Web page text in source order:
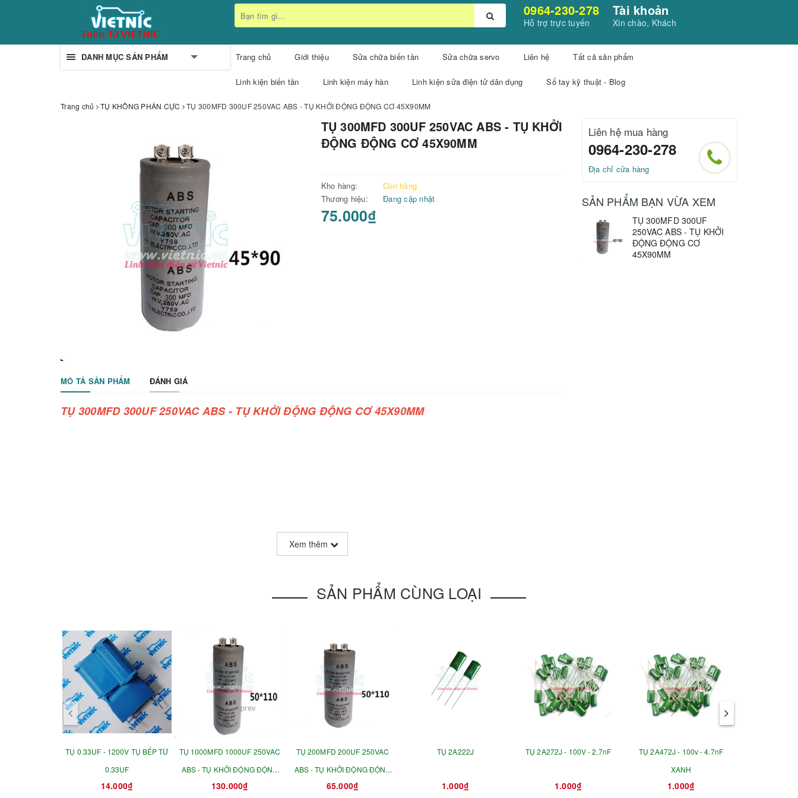
0964-230-278
Hỗ trợ trực tuyến
Tài khoản
Xin chào, Khách
DANH MỤC SẢN PHẨM Trang chủ Giới thiệu Sửa chữa biến tần Sửa chữa servo Liên hệ Tất cả sản phẩm
Linh kiện biến tần Linh kiện máy hàn Linh kiện sửa điện tử dân dụng Sổ tay kỹ thuật - Blog
Trang chủ TỤ KHÔNG PHÂN CỰC TỤ 300MFD 300UF 250VAC ABS - TỤ KHỞI ĐỘNG ĐỘNG CƠ 45X90MM
TỤ 300MFD 300UF 250VAC ABS - TỤ KHỞI
ĐỘNG ĐỘNG CƠ 45X90MM
Kho hàng:
Còn hàng
Thương hiệu:
Đang cập nhật
75.000₫
MÔ TẢ SẢN PHẨM ĐÁNH GIÁ
TỤ 300MFD 300UF 250VAC ABS - TỤ KHỞI ĐỘNG ĐỘNG CƠ 45X90MM
Xem thêm
Liên hệ mua hàng
0964-230-278
Địa chỉ cửa hàng
SẢN PHẨM BẠN VỪA XEM
TỤ 300MFD 300UF
250VAC ABS - TỤ KHỞI
ĐỘNG ĐỘNG CƠ
45X90MM
SẢN PHẨM CÙNG LOẠI
TỤ 0.33UF - 1200V TỤ BẾP TỪ
0.33UF
14.000₫
TỤ 1000MFD 1000UF 250VAC
ABS - TỤ KHỞI ĐỘNG ĐỘNG
CƠ 50X110MM
130.000₫
TỤ 200MFD 200UF 250VAC
ABS - TỤ KHỞI ĐỘNG ĐỘNG
CƠ 42X70MM
65.000₫
TỤ 2A222J
1.000₫
TỤ 2A272J - 100V - 2.7nF
1.000₫
TỤ 2A472J - 100v - 4.7nF
XANH
1.000₫
prev